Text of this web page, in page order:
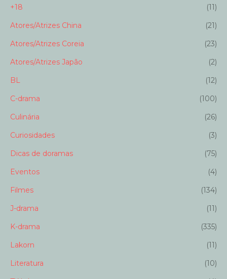
+18
(11)
Atores/Atrizes China
(21)
Atores/Atrizes Coreia
(23)
Atores/Atrizes Japão
(2)
BL
(12)
C-drama
(100)
Culinária
(26)
Curiosidades
(3)
Dicas de doramas
(75)
Eventos
(4)
Filmes
(134)
J-drama
(11)
K-drama
(335)
Lakorn
(11)
Literatura
(10)